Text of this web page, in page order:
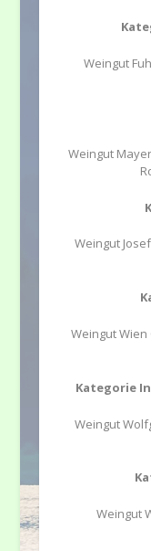
Weingut
Weingut
Weingut
Weingut Wien
Kategorie
Weingut
Weingut